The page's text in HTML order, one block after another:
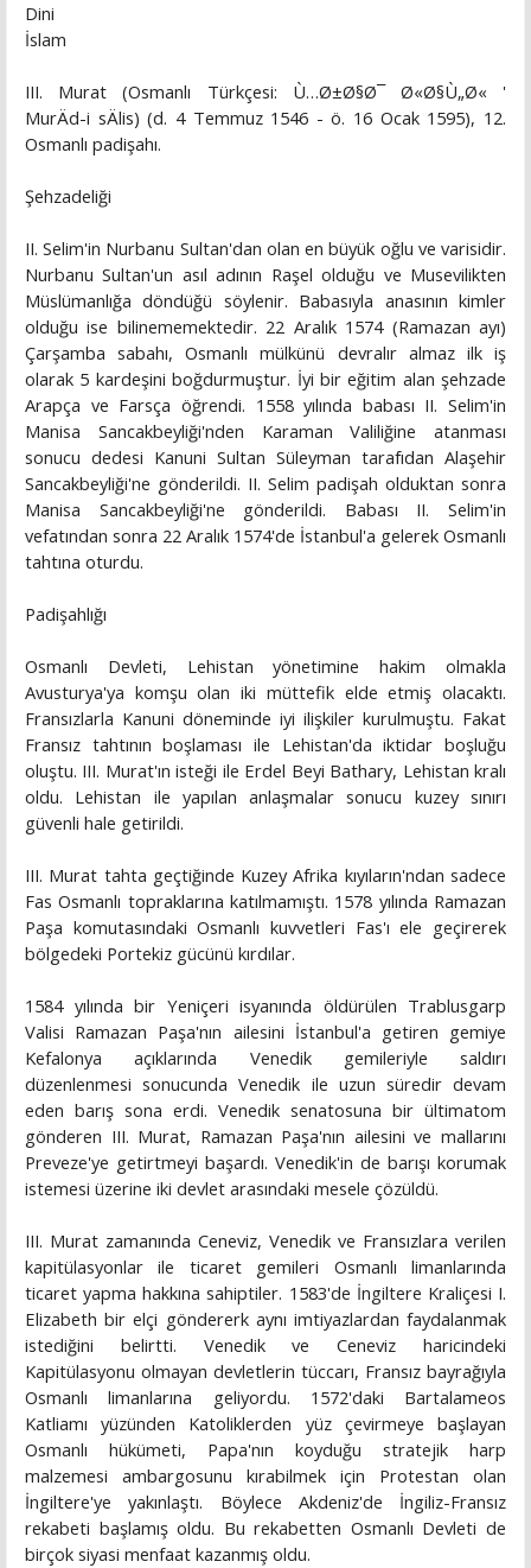
Dini
İslam
III. Murat (Osmanlı Türkçesi: Ù…Ø±Ø§Ø¯ Ø«Ø§Ù„Ø« '
MurÄd-i sÄlis) (d. 4 Temmuz 1546 - ö. 16 Ocak 1595), 12.
Osmanlı padişahı.
Şehzadeliği
II. Selim'in Nurbanu Sultan'dan olan en büyük oğlu ve varisidir.
Nurbanu Sultan'un asıl adının Raşel olduğu ve Musevilikten
Müslümanlığa döndüğü söylenir. Babasıyla anasının kimler
olduğu ise bilinememektedir. 22 Aralık 1574 (Ramazan ayı)
Çarşamba sabahı, Osmanlı mülkünü devralır almaz ilk iş
olarak 5 kardeşini boğdurmuştur. İyi bir eğitim alan şehzade
Arapça ve Farsça öğrendi. 1558 yılında babası II. Selim'in
Manisa Sancakbeyliği'nden Karaman Valiliğine atanması
sonucu dedesi Kanuni Sultan Süleyman tarafıdan Alaşehir
Sancakbeyliği'ne gönderildi. II. Selim padişah olduktan sonra
Manisa Sancakbeyliği'ne gönderildi. Babası II. Selim'in
vefatından sonra 22 Aralık 1574'de İstanbul'a gelerek Osmanlı
tahtına oturdu.
Padişahlığı
Osmanlı Devleti, Lehistan yönetimine hakim olmakla
Avusturya'ya komşu olan iki müttefik elde etmiş olacaktı.
Fransızlarla Kanuni döneminde iyi ilişkiler kurulmuştu. Fakat
Fransız tahtının boşlaması ile Lehistan'da iktidar boşluğu
oluştu. III. Murat'ın isteği ile Erdel Beyi Bathary, Lehistan kralı
oldu. Lehistan ile yapılan anlaşmalar sonucu kuzey sınırı
güvenli hale getirildi.
III. Murat tahta geçtiğinde Kuzey Afrika kıyıların'ndan sadece
Fas Osmanlı topraklarına katılmamıştı. 1578 yılında Ramazan
Paşa komutasındaki Osmanlı kuvvetleri Fas'ı ele geçirerek
bölgedeki Portekiz gücünü kırdılar.
1584 yılında bir Yeniçeri isyanında öldürülen Trablusgarp
Valisi Ramazan Paşa'nın ailesini İstanbul'a getiren gemiye
Kefalonya açıklarında Venedik gemileriyle saldırı
düzenlenmesi sonucunda Venedik ile uzun süredir devam
eden barış sona erdi. Venedik senatosuna bir ültimatom
gönderen III. Murat, Ramazan Paşa'nın ailesini ve mallarını
Preveze'ye getirtmeyi başardı. Venedik'in de barışı korumak
istemesi üzerine iki devlet arasındaki mesele çözüldü.
III. Murat zamanında Ceneviz, Venedik ve Fransızlara verilen
kapitülasyonlar ile ticaret gemileri Osmanlı limanlarında
ticaret yapma hakkına sahiptiler. 1583'de İngiltere Kraliçesi I.
Elizabeth bir elçi göndererk aynı imtiyazlardan faydalanmak
istediğini belirtti. Venedik ve Ceneviz haricindeki
Kapitülasyonu olmayan devletlerin tüccarı, Fransız bayrağıyla
Osmanlı limanlarına geliyordu. 1572'daki Bartalameos
Katliamı yüzünden Katoliklerden yüz çevirmeye başlayan
Osmanlı hükümeti, Papa'nın koyduğu stratejik harp
malzemesi ambargosunu kırabilmek için Protestan olan
İngiltere'ye yakınlaştı. Böylece Akdeniz'de İngiliz-Fransız
rekabeti başlamış oldu. Bu rekabetten Osmanlı Devleti de
birçok siyasi menfaat kazanmış oldu.